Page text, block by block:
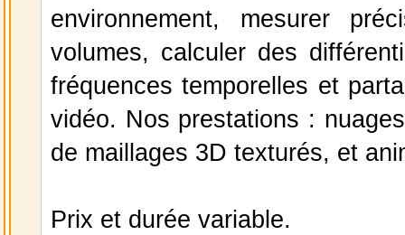
environnement, mesurer
volumes, calculer des
fréquences temporelles et
vidéo. Nos prestations :
de maillages 3D texturés, et
Prix et durée variable.